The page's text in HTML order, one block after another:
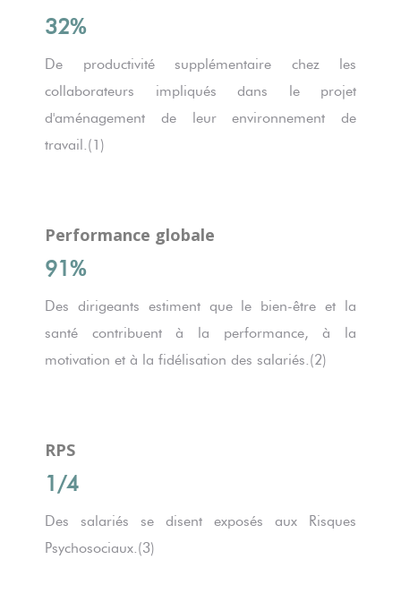
32%
De productivité supplémentaire chez les
collaborateurs impliqués dans le projet
d'aménagement de leur environnement de
travail.(1)
Performance globale
91%
Des dirigeants estiment que le bien-être et la
santé contribuent à la performance, à la
motivation et à la fidélisation des salariés.(2)
RPS
1/4
Des salariés se disent exposés aux Risques
Psychosociaux.(3)